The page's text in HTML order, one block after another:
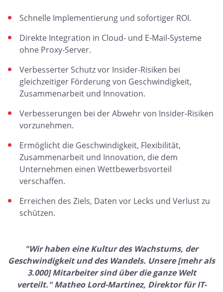
Schnelle Implementierung und sofortiger ROI.
Direkte Integration in Cloud- und E-Mail-Systeme
ohne Proxy-Server.
Verbesserter Schutz vor Insider-Risiken bei
gleichzeitiger Förderung von Geschwindigkeit,
Zusammenarbeit und Innovation.
Verbesserungen bei der Abwehr von Insider-Risiken
vorzunehmen.
Ermöglicht die Geschwindigkeit, Flexibilität,
Zusammenarbeit und Innovation, die dem
Unternehmen einen Wettbewerbsvorteil
verschaffen.
Erreichen des Ziels, Daten vor Lecks und Verlust zu
schützen.
"Wir haben eine Kultur des Wachstums, der
Geschwindigkeit und des Wandels. Unsere [mehr als
3.000] Mitarbeiter sind über die ganze Welt
verteilt." Matheo Lord-Martinez, Direktor für IT-